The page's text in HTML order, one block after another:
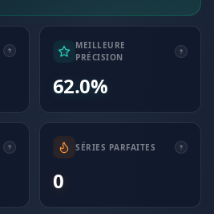
MEILLEURE
PRÉCISION
62.0%
SÉRIES PARFAITES
0